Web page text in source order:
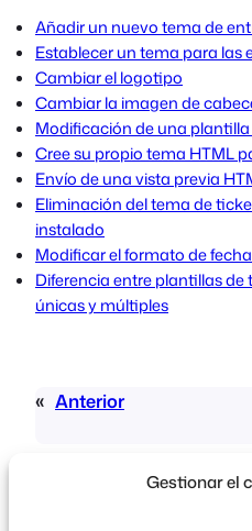
Gestionar el
Añadir un nuevo tema de
Establecer un tema para las
Cambiar el logotipo
Cambiar la imagen de
Modificación de una
Cree su propio tema HTML
Envío de una vista previa
Eliminación del tema de
instalado
Modificar el formato de
Diferencia entre plantillas
únicas y múltiples
« Anterior